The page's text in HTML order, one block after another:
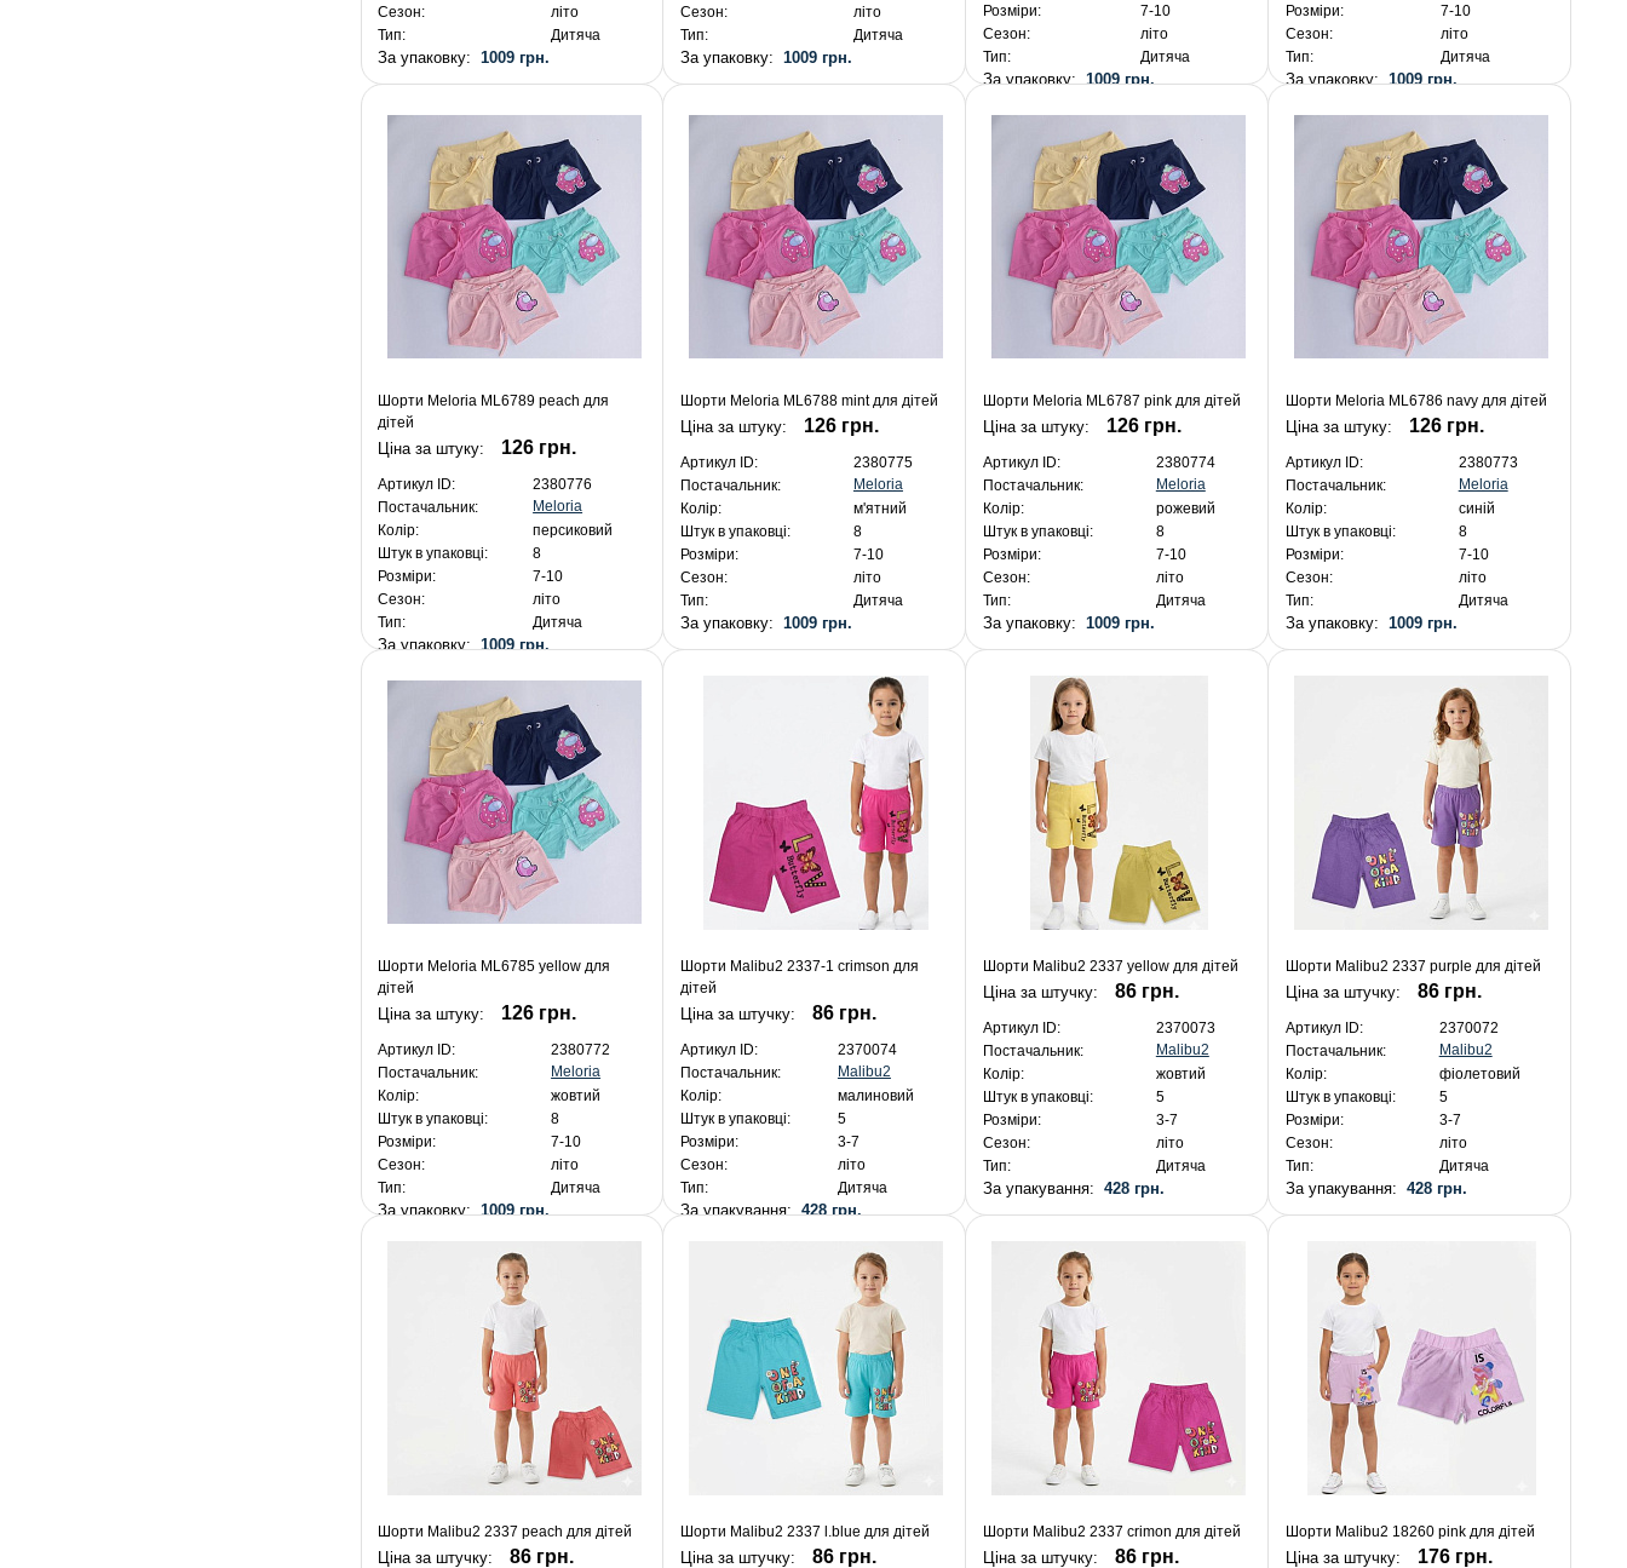
Сезон:
літо
Тип:
Дитяча
За упаковку:1009 грн.
Сезон:
літо
Тип:
Дитяча
За упаковку: 1009 грн.
Розміри:
7-10
Сезон:
літо
Тип:
Дитяча
За упаковку: 1009 грн.
Розміри:
7-10
Сезон:
літо
Тип:
Дитяча
За упаковку: 1009 грн.
Шорти Meloria ML6789 peach для
дітей
Ціна за штуку: 126 грн.
Артикул ID:
2380776
Постачальник:
Meloria
Колір:
персиковий
Штук в упаковці:
8
Розміри:
7-10
Сезон:
літо
Тип:
Дитяча
За упаковку:1009 грн.
Шорти Meloria ML6788 mint для дітей
Ціна за штуку: 126 грн.
Артикул ID:
2380775
Постачальник:
Meloria
Колір:
м'ятний
Штук в упаковці:
8
Розміри:
7-10
Сезон:
літо
Тип:
Дитяча
За упаковку: 1009 грн.
Шорти Meloria ML6787 pink для дітей
Ціна за штуку: 126 грн.
Артикул ID:
2380774
Постачальник:
Meloria
Колір:
рожевий
Штук в упаковці:
8
Розміри:
7-10
Сезон:
літо
Тип:
Дитяча
За упаковку: 1009 грн.
Шорти Meloria ML6786 navy для дітей
Ціна за штуку: 126 грн.
Артикул ID:
2380773
Постачальник:
Meloria
Колір:
синій
Штук в упаковці:
8
Розміри:
7-10
Сезон:
літо
Тип:
Дитяча
За упаковку: 1009 грн.
Шорти Meloria ML6785 yellow для
дітей
Ціна за штуку: 126 грн.
Артикул ID:
2380772
Постачальник:
Meloria
Колір:
жовтий
Штук в упаковці:
8
Розміри:
7-10
Сезон:
літо
Тип:
Дитяча
За упаковку:1009 грн.
Шорти Malibu2 2337-1 crimson для
дітей
Ціна за штучку: 86 грн.
Артикул ID:
2370074
Постачальник:
Malibu2
Колір:
малиновий
Штук в упаковці:
5
Розміри:
3-7
Сезон:
літо
Тип:
Дитяча
За упакування: 428 грн.
Шорти Malibu2 2337 yellow для дітей
Ціна за штучку: 86 грн.
Артикул ID:
2370073
Постачальник:
Malibu2
Колір:
жовтий
Штук в упаковці:
5
Розміри:
3-7
Сезон:
літо
Тип:
Дитяча
За упакування: 428 грн.
Шорти Malibu2 2337 purple для дітей
Ціна за штучку: 86 грн.
Артикул ID:
2370072
Постачальник:
Malibu2
Колір:
фіолетовий
Штук в упаковці:
5
Розміри:
3-7
Сезон:
літо
Тип:
Дитяча
За упакування: 428 грн.
Шорти Malibu2 2337 peach для дітей
Ціна за штучку: 86 грн.
Шорти Malibu2 2337 l.blue для дітей
Ціна за штучку: 86 грн.
Шорти Malibu2 2337 crimon для дітей
Ціна за штучку: 86 грн.
Шорти Malibu2 18260 pink для дітей
Ціна за штучку: 176 грн.